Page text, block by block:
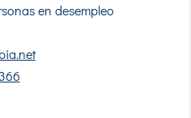
en desempleo